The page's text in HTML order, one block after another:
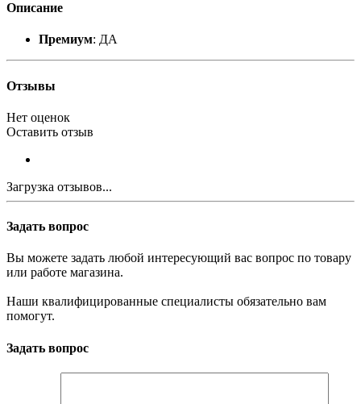
Описание
Премиум: ДА
Отзывы
Нет оценок
Оставить отзыв
Загрузка отзывов...
Задать вопрос
Вы можете задать любой интересующий вас вопрос по товару
или работе магазина.
Наши квалифицированные специалисты обязательно вам
помогут.
Задать вопрос